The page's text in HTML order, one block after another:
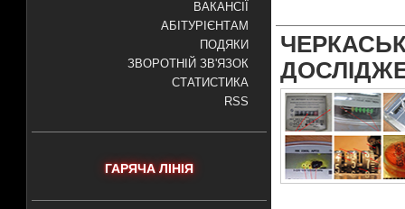
ВАКАНСІЇ
АБІТУРІЄНТАМ
ПОДЯКИ
ЗВОРОТНІЙ ЗВ'ЯЗОК
СТАТИСТИКА
RSS
ГАРЯЧА ЛІНІЯ